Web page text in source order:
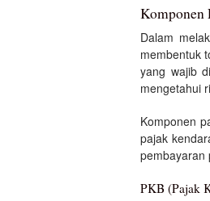
Komponen
Dalam
membentuk
yang wajib
mengetahui
Komponen
pajak
pembayaran
PKB (Pajak